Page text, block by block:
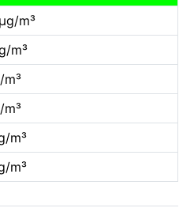
m³
m³
m³
m³
m³
m³